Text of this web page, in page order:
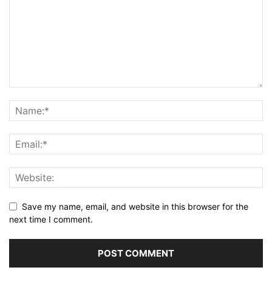
Save my name, email, and website in this browser for the
next time I comment.